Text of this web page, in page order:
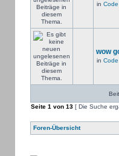
in
wow
in
Seite 1 von 13[ Die Suche
Foren-Übersicht